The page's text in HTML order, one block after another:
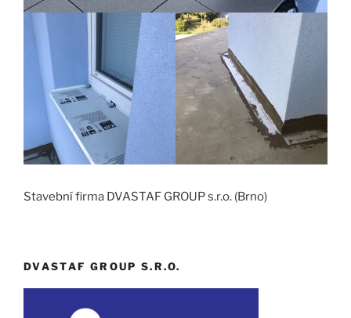
Stavební firma DVASTAF GROUP s.r.o. (Brno)
DVASTAF GROUP S.R.O.